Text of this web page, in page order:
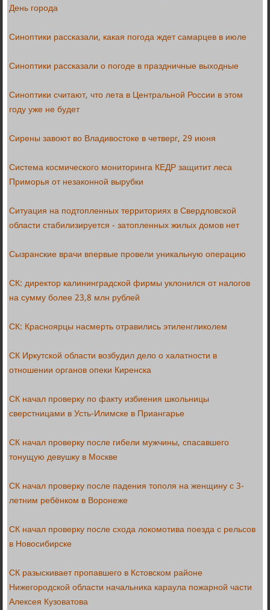
День города
Синоптики рассказали, какая погода ждет самарцев в июле
Синоптики рассказали о погоде в праздничные выходные
Синоптики считают, что лета в Центральной России в этом
году уже не будет
Сирены завоют во Владивостоке в четверг, 29 июня
Система космического мониторинга КЕДР защитит леса
Приморья от незаконной вырубки
Ситуация на подтопленных территориях в Свердловской
области стабилизируется - затопленных жилых домов нет
Сызранские врачи впервые провели уникальную операцию
СК: директор калининградской фирмы уклонился от налогов
на сумму более 23,8 млн рублей
СК: Красноярцы насмерть отравились этиленгликолем
СК Иркутской области возбудил дело о халатности в
отношении органов опеки Киренска
СК начал проверку по факту избиения школьницы
сверстницами в Усть-Илимске в Приангарье
СК начал проверку после гибели мужчины, спасавшего
тонущую девушку в Москве
СК начал проверку после падения тополя на женщину с 3-
летним ребёнком в Воронеже
СК начал проверку после схода локомотива поезда с рельсов
в Новосибирске
СК разыскивает пропавшего в Кстовском районе
Нижегородской области начальника караула пожарной части
Алексея Кузоватова